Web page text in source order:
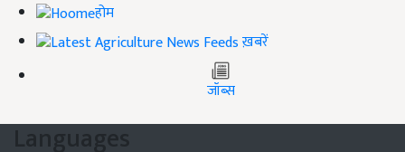
होम
ख़बरें
जॉब्स
Languages